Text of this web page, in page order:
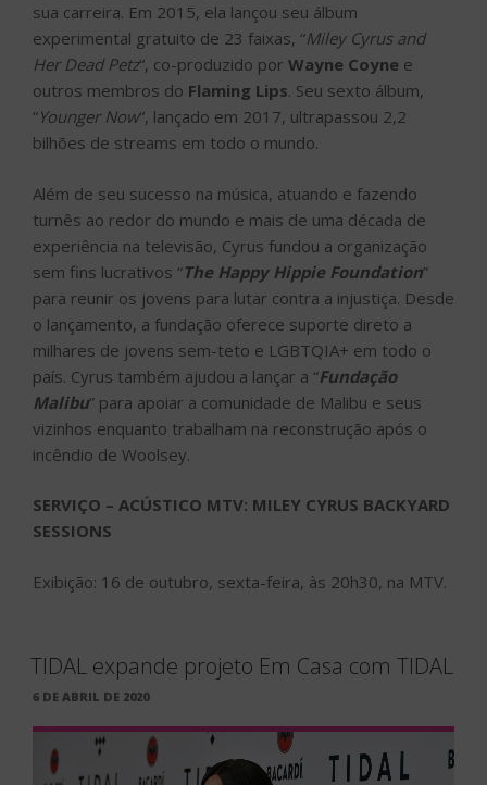
sua carreira. Em 2015, ela lançou seu álbum
experimental gratuito de 23 faixas, “Miley Cyrus and
Her Dead Petz“, co-produzido por Wayne Coyne e
outros membros do Flaming Lips. Seu sexto álbum,
“Younger Now“, lançado em 2017, ultrapassou 2,2
bilhões de streams em todo o mundo.
Além de seu sucesso na música, atuando e fazendo
turnês ao redor do mundo e mais de uma década de
experiência na televisão, Cyrus fundou a organização
sem fins lucrativos “The Happy Hippie Foundation”
para reunir os jovens para lutar contra a injustiça. Desde
o lançamento, a fundação oferece suporte direto a
milhares de jovens sem-teto e LGBTQIA+ em todo o
país. Cyrus também ajudou a lançar a “Fundação
Malibu” para apoiar a comunidade de Malibu e seus
vizinhos enquanto trabalham na reconstrução após o
incêndio de Woolsey.
SERVIÇO – ACÚSTICO MTV: MILEY CYRUS BACKYARD
SESSIONS
Exibição: 16 de outubro, sexta-feira, às 20h30, na MTV.
TIDAL expande projeto Em Casa com TIDAL
PUBLICADO
6 DE ABRIL DE 2020